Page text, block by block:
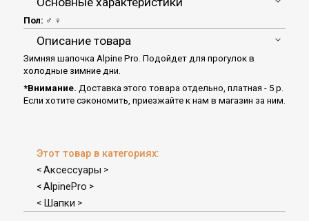
Пол: ♂ ♀
Описание товара
Зимняя шапочка Alpine Pro. Подойдет для прогулок в
холодные зимние дни.
*Внимание. Доставка этого товара отдельно, платная - 5 р.
Если хотите сэкономить, приезжайте к нам в магазин за ним.
Этот товар в категориях:
< Аксессуары >
< AlpinePro >
< Шапки >